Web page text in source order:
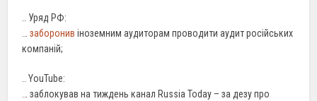
.. Уряд РФ:
…заборонив іноземним аудиторам проводити аудит російських
компаній;
.. YouTube:
… заблокував на тиждень канал Russia Today – за дезу про